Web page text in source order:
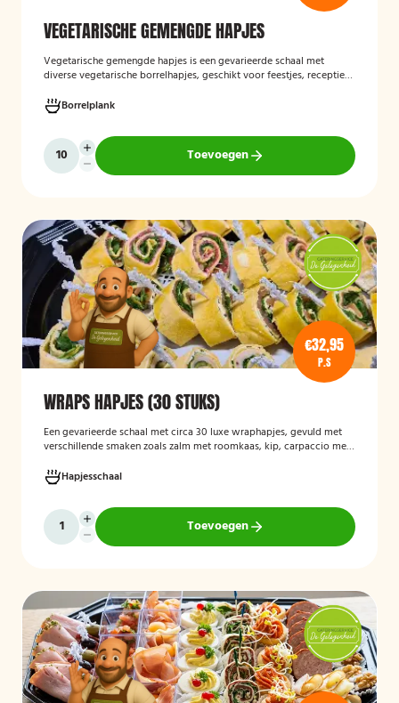
VEGETARISCHE GEMENGDE HAPJES
Vegetarische gemengde hapjes is een gevarieerde schaal met
diverse vegetarische borrelhapjes, geschikt voor feestjes, recepties
smaakvolle vegetarische snacks en biedt een afwisselend
assortiment voor gasten die geen vlees eten.
Borrelplank
Toevoegen
€32,95
P.S
WRAPS HAPJES (30 STUKS)
Een gevarieerde schaal met circa 30 luxe wraphapjes, gevuld met
verschillende smaken zoals zalm met roomkaas, kip, carpaccio met
Ideaal als borrelhapje voor feestjes, recepties of zakelijke
bijeenkomsten. De wraps zijn vers bereid en aantrekkelijk
gepresenteerd op een serveerschaal.
Hapjesschaal
Toevoegen